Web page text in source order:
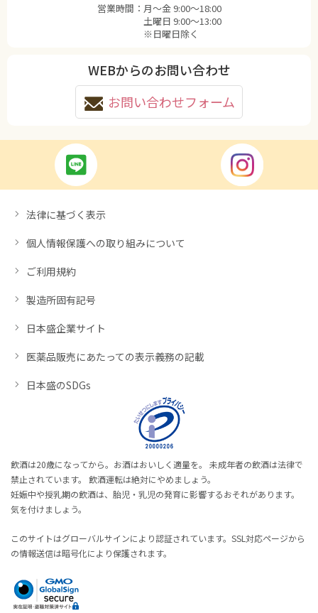
営業時間： 月〜金 9:00〜18:00
土曜日 9:00〜13:00
※日曜日除く
WEBからのお問い合わせ
お問い合わせフォーム
法律に基づく表示
個人情報保護への取り組みについて
ご利用規約
製造所固有記号
日本盛企業サイト
医薬品販売にあたっての表示義務の記載
日本盛のSDGs
飲酒は20歳になってから。お酒はおいしく適量を。 未成年者の飲酒は法律で
禁止されています。 飲酒運転は絶対にやめましょう。
妊娠中や授乳期の飲酒は、胎児・乳児の発育に影響するおそれがあります。
気を付けましょう。
このサイトはグローバルサインにより認証されています。SSL対応ページから
の情報送信は暗号化により保護されます。